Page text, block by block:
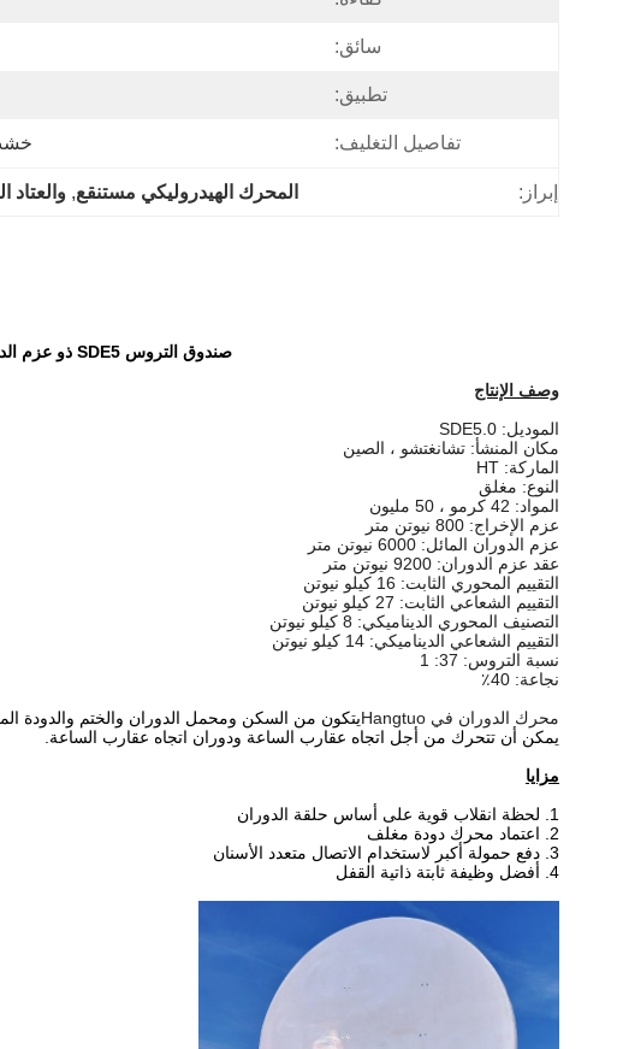
سائق:
تطبيق:
تفاصيل التغليف:
إبراز: المحرك الهيدروليكي مستنقع, والعتاد
صندوق التروس SDE5 ذو عزم الدوران العالي لعزم الدوران العالي لملامسة الأسنان مع محرك نيما لمحطة الطاقة الشمسية
وصف الإنتاج
الموديل: SDE5.0
مكان المنشأ: تشانغتشو ، الصين
الماركة: HT
النوع: مغلق
المواد: 42 كرمو ، 50 مليون
عزم الإخراج: 800 نيوتن متر
عزم الدوران المائل: 6000 نيوتن متر
عقد عزم الدوران: 9200 نيوتن متر
التقييم المحوري الثابت: 16 كيلو نيوتن
التقييم الشعاعي الثابت: 27 كيلو نيوتن
التصنيف المحوري الديناميكي: 8 كيلو نيوتن
التقييم الشعاعي الديناميكي: 14 كيلو نيوتن
نسبة التروس: 37: 1
نجاعة: 40٪
محرك الدوران في Hangtuo
يتكون من السكن ومحمل الدوران والختم والدودة
يمكن أن تتحرك من أجل اتجاه عقارب الساعة ودوران اتجاه عقارب الساعة.
مزايا
1. لحظة انقلاب قوية على أساس حلقة الدوران
2. اعتماد محرك دودة مغلف
3. دفع حمولة أكبر لاستخدام الاتصال متعدد الأسنان
4. أفضل وظيفة ثابتة ذاتية القفل